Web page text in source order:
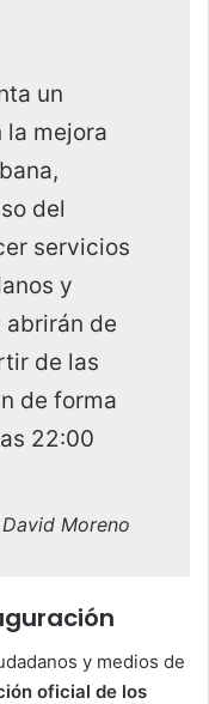
un
mejora
del
servicios
y
abrirán de
de las
de forma
22:00
David Moreno
y medios de
oficial de los